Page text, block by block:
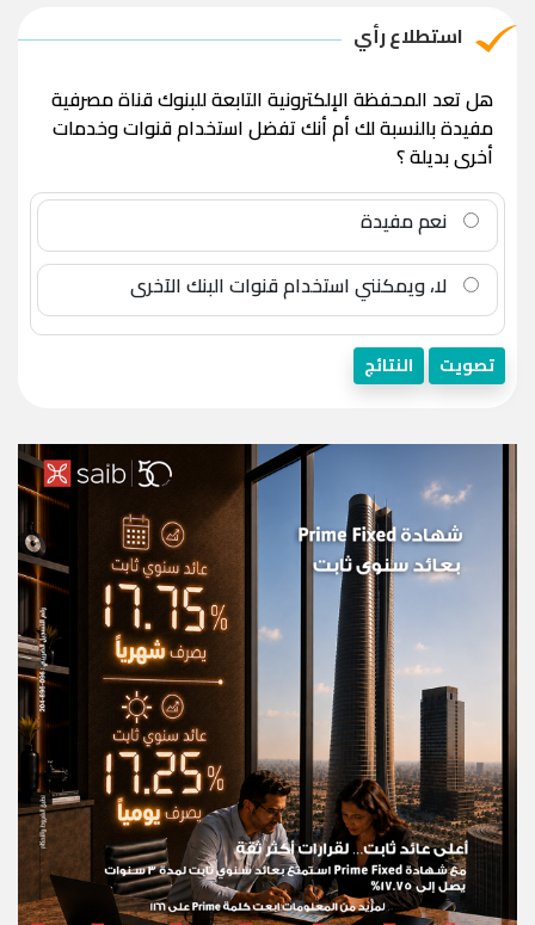
استطلاع رأي
هل تعد المحفظة الإلكترونية التابعة للبنوك قناة مصرفية
مفيدة بالنسبة لك أم أنك تفضل استخدام قنوات وخدمات
أخرى بديلة ؟
نعم مفيدة
لا، ويمكنني استخدام قنوات البنك الآخرى
تصويت النتائج